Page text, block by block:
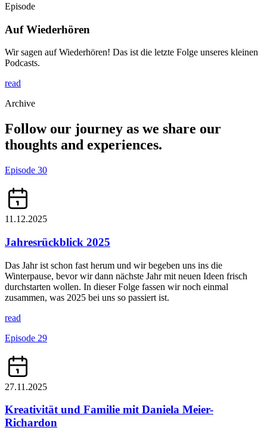
Episode
Auf Wiederhören
Wir sagen auf Wiederhören! Das ist die letzte Folge unseres kleinen
Podcasts.
read
Archive
Follow our journey as we share our
thoughts and experiences.
Episode 30
11.12.2025
Jahresrückblick 2025
Das Jahr ist schon fast herum und wir begeben uns ins die
Winterpause, bevor wir dann nächste Jahr mit neuen Ideen frisch
durchstarten wollen. In dieser Folge fassen wir noch einmal
zusammen, was 2025 bei uns so passiert ist.
read
Episode 29
27.11.2025
Kreativität und Familie mit Daniela Meier-
Richardon